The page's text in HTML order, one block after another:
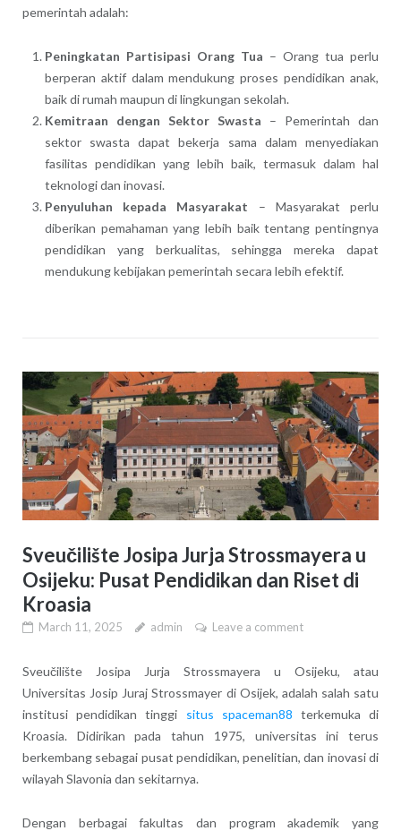
pemerintah adalah:
Peningkatan Partisipasi Orang Tua – Orang tua perlu
berperan aktif dalam mendukung proses pendidikan anak,
baik di rumah maupun di lingkungan sekolah.
Kemitraan dengan Sektor Swasta – Pemerintah dan
sektor swasta dapat bekerja sama dalam menyediakan
fasilitas pendidikan yang lebih baik, termasuk dalam hal
teknologi dan inovasi.
Penyuluhan kepada Masyarakat – Masyarakat perlu
diberikan pemahaman yang lebih baik tentang pentingnya
pendidikan yang berkualitas, sehingga mereka dapat
mendukung kebijakan pemerintah secara lebih efektif.
Sveučilište Josipa Jurja Strossmayera u
Osijeku: Pusat Pendidikan dan Riset di
Kroasia
March 11, 2025 admin Leave a comment
Sveučilište Josipa Jurja Strossmayera u Osijeku, atau
Universitas Josip Juraj Strossmayer di Osijek, adalah salah satu
institusi pendidikan tinggi situs spaceman88 terkemuka di
Kroasia. Didirikan pada tahun 1975, universitas ini terus
berkembang sebagai pusat pendidikan, penelitian, dan inovasi di
wilayah Slavonia dan sekitarnya.
Dengan berbagai fakultas dan program akademik yang